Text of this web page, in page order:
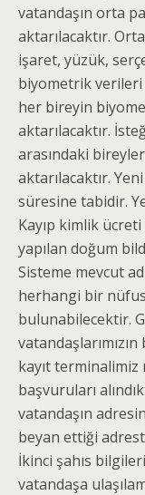
vatandaşın orta
aktarılacaktır.
işaret, yüzük,
biyometrik verileri
her bireyin
aktarılacaktır.
arasındaki
aktarılacaktır.
süresine tabidir.
Kayıp kimlik
yapılan doğum
Sisteme mevcut
herhangi bir
bulunabilecektir.
kayıt
başvuruları
vatandaşın
beyan ettiği
İkinci şahıs
vatandaşa